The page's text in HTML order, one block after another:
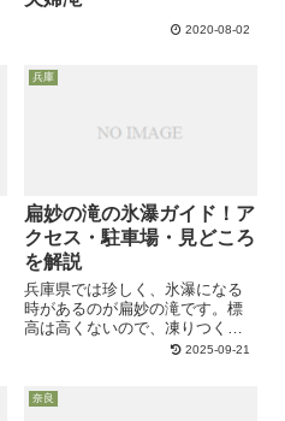
2020-08-02
兵庫
扁妙の滝の氷瀑ガイド！ア
クセス・駐車場・見どころ
を解説
兵庫県では珍しく、氷瀑になる
時があるのが扁妙の滝です。標
高は高くないので、凍りつくの
は年に１度あるか無いかです。
るグリーンエコー笠形のHPに
2025-09-21
奈良